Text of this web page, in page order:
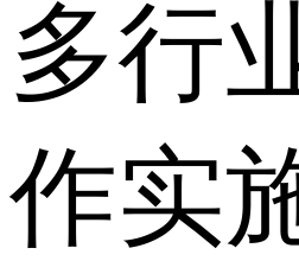
多行
作实